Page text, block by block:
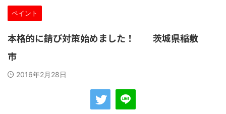
ペイント
本格的に錆び対策始めました！ 茨城県稲敷
市
2016年2月28日